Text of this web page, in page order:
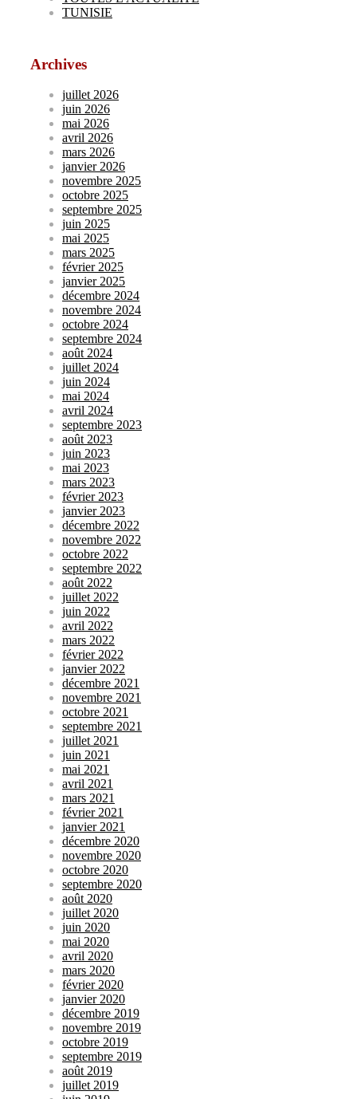
TUNISIE
Archives
juillet 2026
juin 2026
mai 2026
avril 2026
mars 2026
janvier 2026
novembre 2025
octobre 2025
septembre 2025
juin 2025
mai 2025
mars 2025
février 2025
janvier 2025
décembre 2024
novembre 2024
octobre 2024
septembre 2024
août 2024
juillet 2024
juin 2024
mai 2024
avril 2024
septembre 2023
août 2023
juin 2023
mai 2023
mars 2023
février 2023
janvier 2023
décembre 2022
novembre 2022
octobre 2022
septembre 2022
août 2022
juillet 2022
juin 2022
avril 2022
mars 2022
février 2022
janvier 2022
décembre 2021
novembre 2021
octobre 2021
septembre 2021
juillet 2021
juin 2021
mai 2021
avril 2021
mars 2021
février 2021
janvier 2021
décembre 2020
novembre 2020
octobre 2020
septembre 2020
août 2020
juillet 2020
juin 2020
mai 2020
avril 2020
mars 2020
février 2020
janvier 2020
décembre 2019
novembre 2019
octobre 2019
septembre 2019
août 2019
juillet 2019